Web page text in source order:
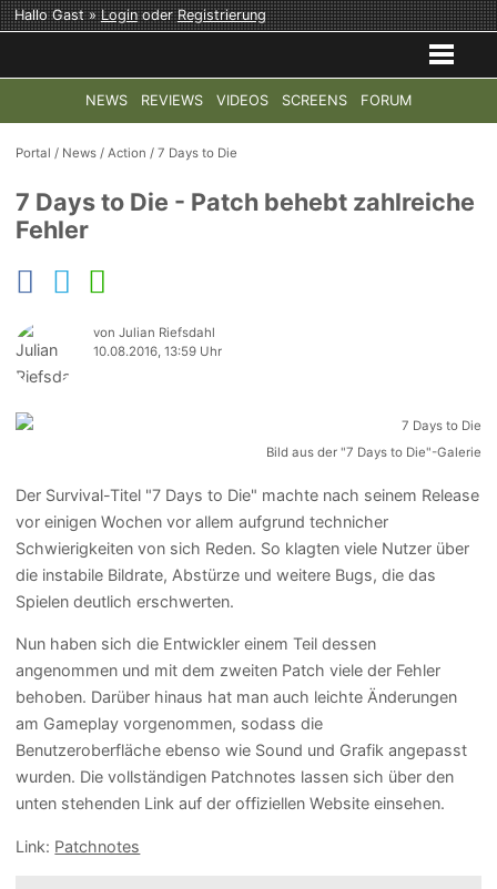
Hallo Gast »LoginoderRegistrierung
NEWS REVIEWS VIDEOS SCREENS FORUM
TOP-THEMEN: COD: MODERN WARFARE 4 HALO:
Portal / News /Action /7 Days to Die
7 Days to Die - Patch behebt zahlreiche
Fehler
von Julian Riefsdahl
10.08.2016, 13:59 Uhr
Bild aus der "7 Days to Die"-Galerie
Der Survival-Titel "7 Days to Die" machte nach seinem Release
vor einigen Wochen vor allem aufgrund technicher
Schwierigkeiten von sich Reden. So klagten viele Nutzer über
die instabile Bildrate, Abstürze und weitere Bugs, die das
Spielen deutlich erschwerten.
Nun haben sich die Entwickler einem Teil dessen
angenommen und mit dem zweiten Patch viele der Fehler
behoben. Darüber hinaus hat man auch leichte Änderungen
am Gameplay vorgenommen, sodass die
Benutzeroberfläche ebenso wie Sound und Grafik angepasst
wurden. Die vollständigen Patchnotes lassen sich über den
unten stehenden Link auf der offiziellen Website einsehen.
Link: Patchnotes